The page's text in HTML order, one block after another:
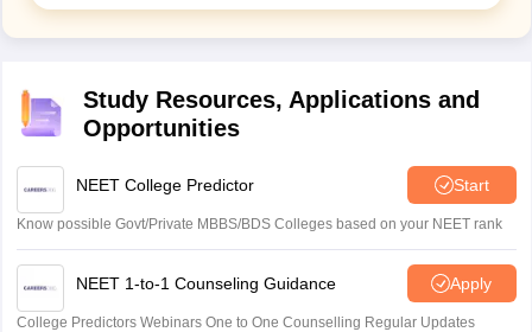
Study Resources, Applications and
Opportunities
NEET College Predictor Start
Know possible Govt/Private MBBS/BDS Colleges based on your NEET rank
NEET 1-to-1 Counseling Guidance Apply
College Predictors Webinars One to One Counselling Regular Updates